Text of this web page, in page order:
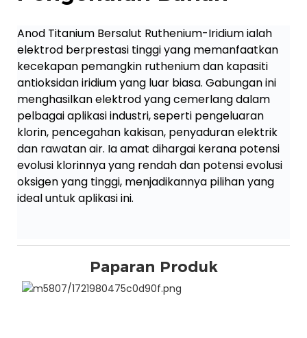
Anod Titanium Bersalut Ruthenium-Iridium ialah
elektrod berprestasi tinggi yang memanfaatkan
kecekapan pemangkin ruthenium dan kapasiti
antioksidan iridium yang luar biasa. Gabungan ini
menghasilkan elektrod yang cemerlang dalam
pelbagai aplikasi industri, seperti pengeluaran
klorin, pencegahan kakisan, penyaduran elektrik
dan rawatan air. Ia amat dihargai kerana potensi
evolusi klorinnya yang rendah dan potensi evolusi
oksigen yang tinggi, menjadikannya pilihan yang
ideal untuk aplikasi ini.
Paparan Produk